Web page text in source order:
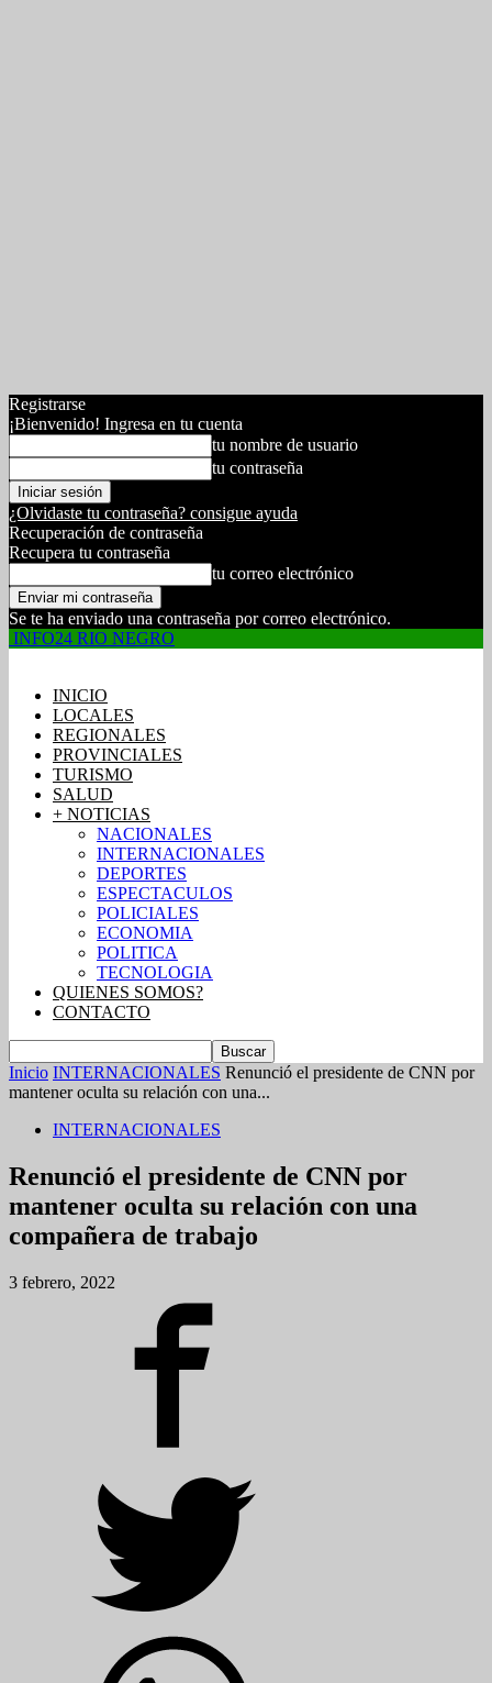
Registrarse
¡Bienvenido! Ingresa en tu cuenta
tu nombre de usuario
tu contraseña
¿Olvidaste tu contraseña? consigue ayuda
Recuperación de contraseña
Recupera tu contraseña
tu correo electrónico
Se te ha enviado una contraseña por correo electrónico.
INFO24 RIO NEGRO
INICIO
LOCALES
REGIONALES
PROVINCIALES
TURISMO
SALUD
+ NOTICIAS
NACIONALES
INTERNACIONALES
DEPORTES
ESPECTACULOS
POLICIALES
ECONOMIA
POLITICA
TECNOLOGIA
QUIENES SOMOS?
CONTACTO
Inicio INTERNACIONALES Renunció el presidente de CNN por
mantener oculta su relación con una...
INTERNACIONALES
Renunció el presidente de CNN por
mantener oculta su relación con una
compañera de trabajo
3 febrero, 2022